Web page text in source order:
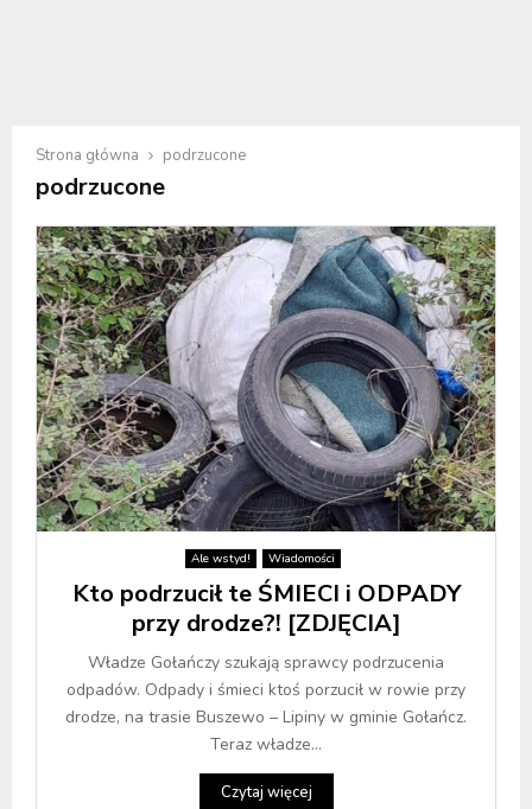
Strona główna podrzucone
podrzucone
Ale wstyd! Wiadomości
Kto podrzucił te ŚMIECI i ODPADY
przy drodze?! [ZDJĘCIA]
Władze Gołańczy szukają sprawcy podrzucenia
odpadów. Odpady i śmieci ktoś porzucił w rowie przy
drodze, na trasie Buszewo – Lipiny w gminie Gołańcz.
Teraz władze...
Czytaj więcej